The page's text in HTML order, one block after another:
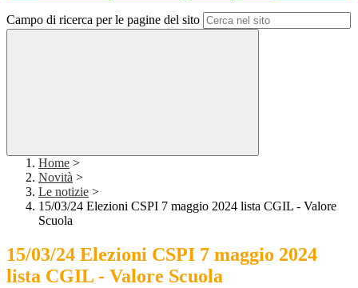
Campo di ricerca per le pagine del sito
Home >
Novità >
Le notizie >
15/03/24 Elezioni CSPI 7 maggio 2024 lista CGIL - Valore
Scuola
15/03/24 Elezioni CSPI 7 maggio 2024
lista CGIL - Valore Scuola